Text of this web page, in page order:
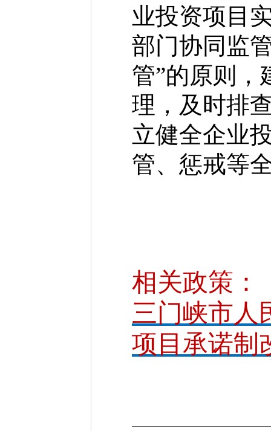
业投资项目
部门协同监
管”的原则，
理，及时排
立健全企业
管、惩戒等
相关政策：
三门峡市人
项目承诺制